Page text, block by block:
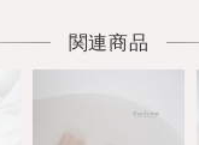
関連商品